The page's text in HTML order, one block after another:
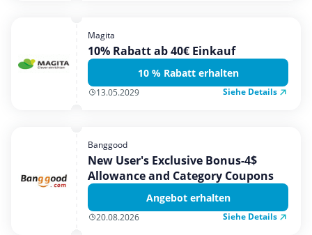
Magita
10% Rabatt ab 40€ Einkauf
10 % Rabatt erhalten
13.05.2029 Siehe Details
Banggood
New User's Exclusive Bonus-4$
Allowance and Category Coupons
Angebot erhalten
20.08.2026 Siehe Details